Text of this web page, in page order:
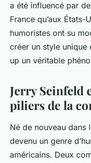
a été influencé par
France qu’aux
humoristes ont su
créer un style unique
up un véritable
Jerry Seinfeld
piliers de la
Né de nouveau dans
devenu un genre
américains. Deux